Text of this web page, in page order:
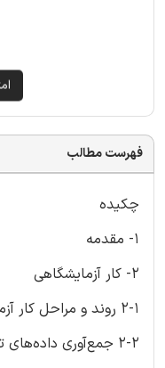
فهرست مطالب
چکیده
1- مقدمه
2- کار آزمایشگاهی
2-1 روند و مراحل کار آزمایشگاهی
2-2 جمع‌آوری داده‌های تجربی